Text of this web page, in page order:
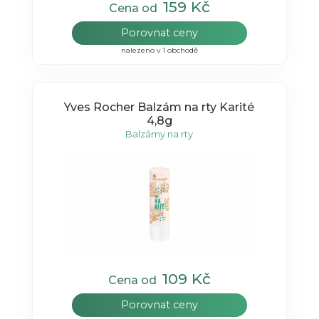
Cena od 159 Kč
Porovnat ceny
nalezeno v 1 obchodě
Yves Rocher Balzám na rty Karité
4,8g
Balzámy na rty
Cena od 109 Kč
Porovnat ceny